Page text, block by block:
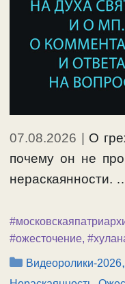
07.08.2026 | О
почему он не
нераскаянности.
#ожесточение,
Рубрики
Видеоролики-2026,